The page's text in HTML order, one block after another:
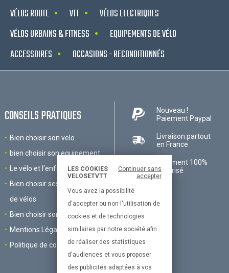
LES COOKIES
VELOSETVTT
Continuer sans
accepter
Vous avez la possibilité
d'accepter ou non l'utilisation de
cookies et de technologies
similaires par notre société afin
de réaliser des statistiques
d'audiences et vous proposer
des publicités adaptées à vos
VÉLOS ROUTE VTT
VÉLOS ELECTRIQUES
VÉLOS URBAINS & FITNESS
EQUIPEMENTS DE VÉLO
ACCESSOIRES
OCCASIONS - RECONDITIONNÉS
CONSEILS PRATIQUES
Bien choisir son velo
bien choisir son equipement
Le vélo et l'enfant
Bien choisir ses accessoires
de vélos
Bien choisir son VTT
Mentions Légales
Politique de cookies
Nouveau !
Paiement Paypal
Livraison partout
en France
Paiement 100%
sécurisé